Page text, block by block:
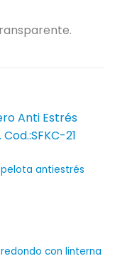
antiestrés
con linterna